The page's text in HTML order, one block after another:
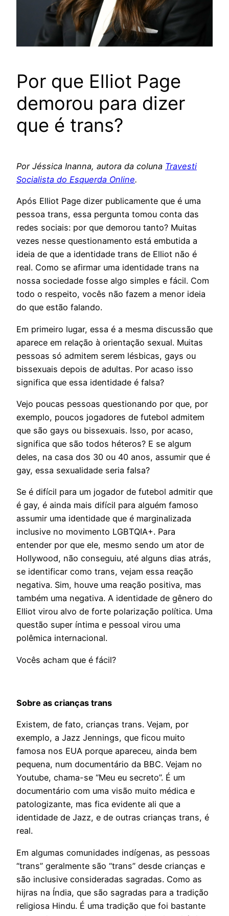
Por que Elliot Page
demorou para dizer
que é trans?
Por Jéssica Inanna, autora da coluna Travesti
Socialista do Esquerda Online.
Após Elliot Page dizer publicamente que é uma
pessoa trans, essa pergunta tomou conta das
redes sociais: por que demorou tanto? Muitas
vezes nesse questionamento está embutida a
ideia de que a identidade trans de Elliot não é
real. Como se afirmar uma identidade trans na
nossa sociedade fosse algo simples e fácil. Com
todo o respeito, vocês não fazem a menor ideia
do que estão falando.
Em primeiro lugar, essa é a mesma discussão que
aparece em relação à orientação sexual. Muitas
pessoas só admitem serem lésbicas, gays ou
bissexuais depois de adultas. Por acaso isso
significa que essa identidade é falsa?
Vejo poucas pessoas questionando por que, por
exemplo, poucos jogadores de futebol admitem
que são gays ou bissexuais. Isso, por acaso,
significa que são todos héteros? E se algum
deles, na casa dos 30 ou 40 anos, assumir que é
gay, essa sexualidade seria falsa?
Se é difícil para um jogador de futebol admitir que
é gay, é ainda mais difícil para alguém famoso
assumir uma identidade que é marginalizada
inclusive no movimento LGBTQIA+. Para
entender por que ele, mesmo sendo um ator de
Hollywood, não conseguiu, até alguns dias atrás,
se identificar como trans, vejam essa reação
negativa. Sim, houve uma reação positiva, mas
também uma negativa. A identidade de gênero do
Elliot virou alvo de forte polarização política. Uma
questão super íntima e pessoal virou uma
polêmica internacional.
Vocês acham que é fácil?
Sobre as crianças trans
Existem, de fato, crianças trans. Vejam, por
exemplo, a Jazz Jennings, que ficou muito
famosa nos EUA porque apareceu, ainda bem
pequena, num documentário da BBC. Vejam no
Youtube, chama-se “Meu eu secreto”. É um
documentário com uma visão muito médica e
patologizante, mas fica evidente ali que a
identidade de Jazz, e de outras crianças trans, é
real.
Em algumas comunidades indígenas, as pessoas
“trans” geralmente são “trans” desde crianças e
são inclusive consideradas sagradas. Como as
hijras na Índia, que são sagradas para a tradição
religiosa Hindu. É uma tradição que foi bastante